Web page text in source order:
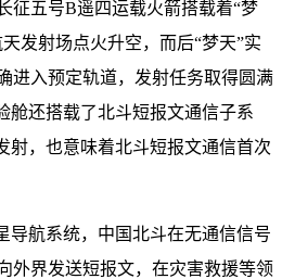
征五号B遥四运载火箭搭载着“梦
发射场点火升空，而后“梦天”实
进入预定轨道，发射任务取得圆满
舱还搭载了北斗短报文通信子系
射，也意味着北斗短报文通信首次
导航系统，中国北斗在无通信信号
外界发送短报文，在灾害救援等领